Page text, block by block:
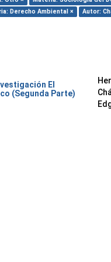
Derecho Ambiental × Autor:
El
(Segunda Parte)